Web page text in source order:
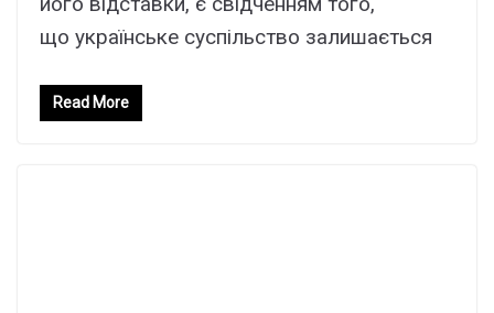
що українське суспільство залишається
Read More